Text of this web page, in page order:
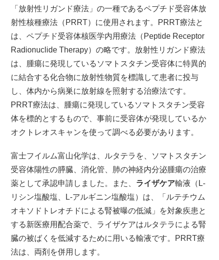
「放射性リガンド療法」の一種であるペプチド受容体放
射性核種療法（PRRT）に使用されます。PRRT療法と
は、ペプチド受容体核医学内用療法（ Peptide Receptor
Radionuclide Therapy）の略です。 放射性リガンド療法
は、腫瘍に発現しているソマトスタチン受容体に特異的
に結合する化合物に放射性物質を標識して患者に投与
し、体内から病巣に放射線を照射する治療法です。
PRRT療法は、腫瘍に発現しているソマトスタチン受容
体を標的とするもので、事前に受容体が発現しているか
オクトレオスキャンを使って調べる必要があります。
富士フイルム富山化学は、ルタテラを、ソマトスタチン
受容体陽性の膵臓、消化管、肺の神経内分泌腫瘍の治療
薬として承認申請しました。また、 ライザケア輸液（L-
リシン塩酸塩、L-アルギニン塩酸塩）は、「ルテチウム
オキソドトレオチドによる腎被曝の低減」を対象疾患と
する新医療用配合薬で、 ライザケアはルタテラによる腎
臓の被ばくを低減するために用いる輸液です。PRRT療
法は、両剤を併用します。